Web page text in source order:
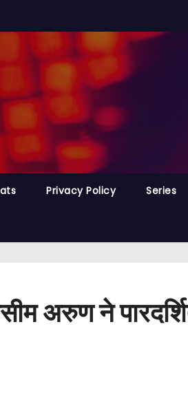
Privacy Policy Series
अरुण ने